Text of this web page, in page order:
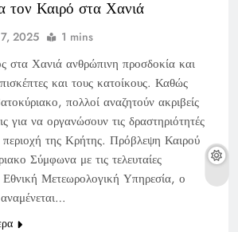
τον Καιρό στα Χανιά
2025 1 mins
στα Χανιά ανθρώπινη προσδοκία και
και τους κατοίκους. Καθώς
πολλοί αναζητούν ακριβείς
για να οργανώσουν τις δραστηριότητές
της Κρήτης. Πρόβλεψη Καιρού
Σύμφωνα με τις τελευταίες
Μετεωρολογική Υπηρεσία, ο